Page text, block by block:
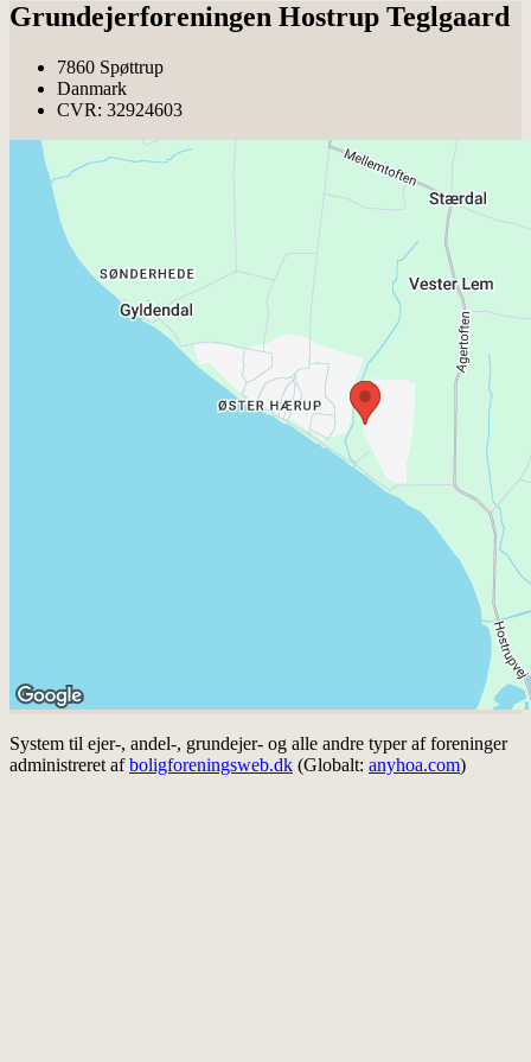
Grundejerforeningen Hostrup Teglgaard
7860 Spøttrup
Danmark
CVR: 32924603
System til ejer-, andel-, grundejer- og alle andre typer af foreninger
administreret afboligforeningsweb.dk (Globalt: anyhoa.com)